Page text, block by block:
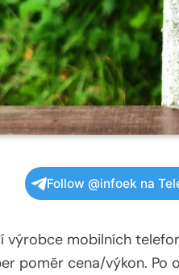
Follow @infoek na
výrobce mobilních
poměr cena/výkon. Po